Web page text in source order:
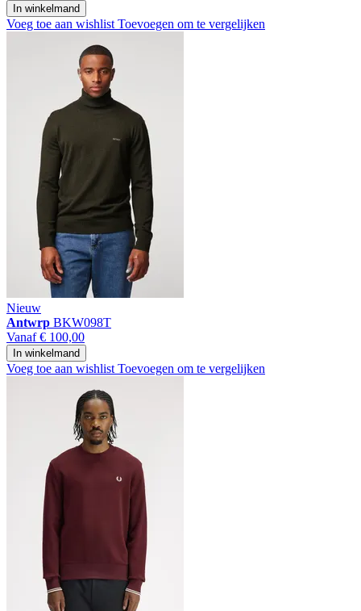
In winkelmand
Voeg toe aan wishlist Toevoegen om te vergelijken
Nieuw
Antwrp BKW098T
Vanaf € 100,00
In winkelmand
Voeg toe aan wishlist Toevoegen om te vergelijken